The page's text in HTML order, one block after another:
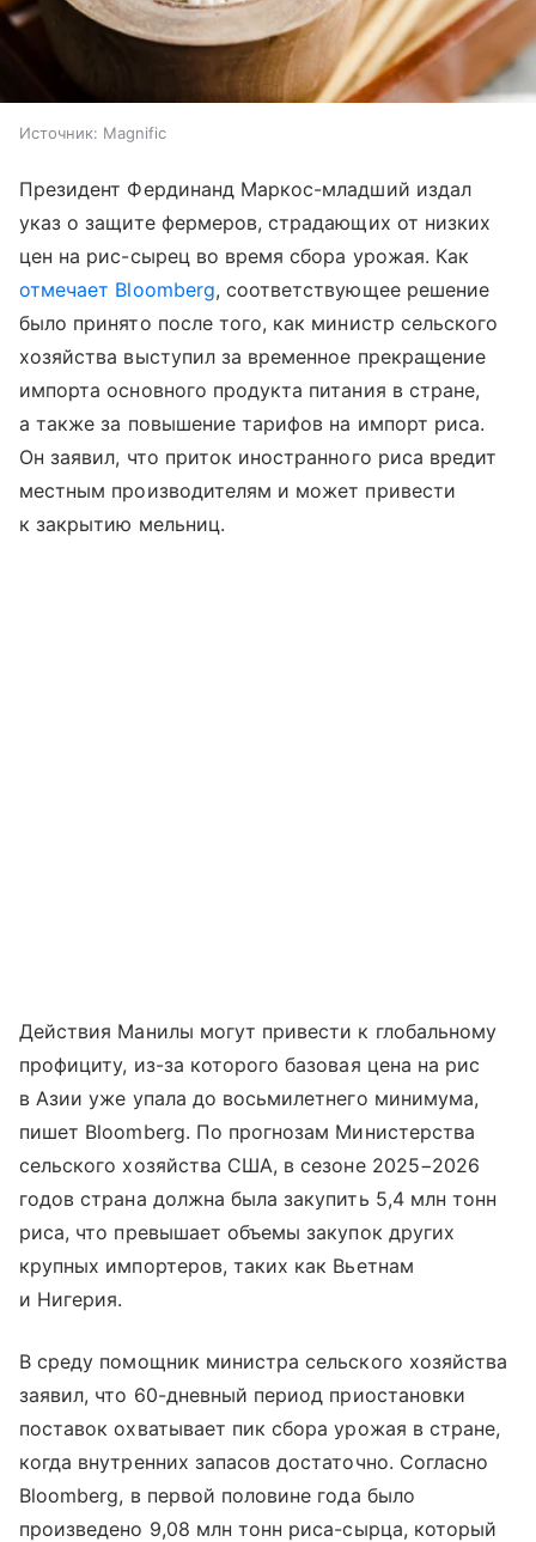
Источник: Magnific
Президент Фердинанд Маркос-младший издал
указ о защите фермеров, страдающих от низких
цен на рис-сырец во время сбора урожая. Как
отмечает Bloomberg, соответствующее решение
было принято после того, как министр сельского
хозяйства выступил за временное прекращение
импорта основного продукта питания в стране,
а также за повышение тарифов на импорт риса.
Он заявил, что приток иностранного риса вредит
местным производителям и может привести
к закрытию мельниц.
Действия Манилы могут привести к глобальному
профициту, из-за которого базовая цена на рис
в Азии уже упала до восьмилетнего минимума,
пишет Bloomberg. По прогнозам Министерства
сельского хозяйства США, в сезоне 2025−2026
годов страна должна была закупить 5,4 млн тонн
риса, что превышает объемы закупок других
крупных импортеров, таких как Вьетнам
и Нигерия.
В среду помощник министра сельского хозяйства
заявил, что 60-дневный период приостановки
поставок охватывает пик сбора урожая в стране,
когда внутренних запасов достаточно. Согласно
Bloomberg, в первой половине года было
произведено 9,08 млн тонн риса-сырца, который